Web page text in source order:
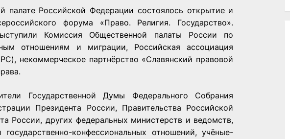
палате Российской Федерации состоялось открытие и
форума «Право. Религия. Государство».
Комиссия Общественной палаты России по
отношениям и миграции, Российская ассоциация
некоммерческое партнёрство «Славянский правовой
Государственной Думы Федерального Собрания
Президента России, Правительства Российской
России, других федеральных министерств и ведомств,
конфессиональных отношений, учёные-